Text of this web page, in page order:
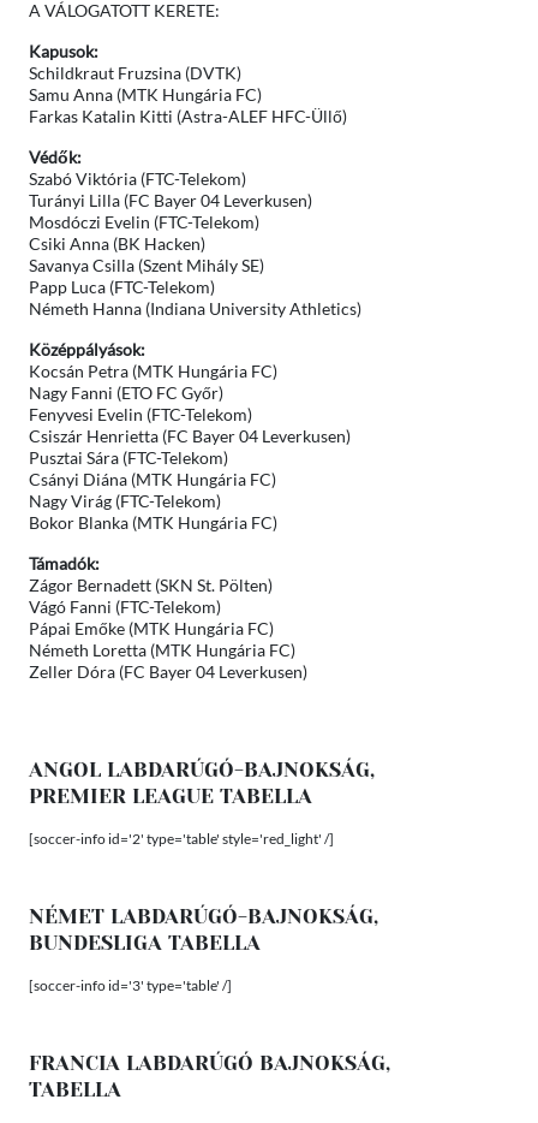
A VÁLOGATOTT KERETE:
Kapusok:
Schildkraut Fruzsina (DVTK)
Samu Anna (MTK Hungária FC)
Farkas Katalin Kitti (Astra-ALEF HFC-Üllő)
Védők:
Szabó Viktória (FTC-Telekom)
Turányi Lilla (FC Bayer 04 Leverkusen)
Mosdóczi Evelin (FTC-Telekom)
Csiki Anna (BK Hacken)
Savanya Csilla (Szent Mihály SE)
Papp Luca (FTC-Telekom)
Németh Hanna (Indiana University Athletics)
Középpályások:
Kocsán Petra (MTK Hungária FC)
Nagy Fanni (ETO FC Győr)
Fenyvesi Evelin (FTC-Telekom)
Csiszár Henrietta (FC Bayer 04 Leverkusen)
Pusztai Sára (FTC-Telekom)
Csányi Diána (MTK Hungária FC)
Nagy Virág (FTC-Telekom)
Bokor Blanka (MTK Hungária FC)
Támadók:
Zágor Bernadett (SKN St. Pölten)
Vágó Fanni (FTC-Telekom)
Pápai Emőke (MTK Hungária FC)
Németh Loretta (MTK Hungária FC)
Zeller Dóra (FC Bayer 04 Leverkusen)
ANGOL LABDARÚGÓ-BAJNOKSÁG,
PREMIER LEAGUE TABELLA
[soccer-info id='2' type='table' style='red_light' /]
NÉMET LABDARÚGÓ-BAJNOKSÁG,
BUNDESLIGA TABELLA
[soccer-info id='3' type='table' /]
FRANCIA LABDARÚGÓ BAJNOKSÁG,
TABELLA